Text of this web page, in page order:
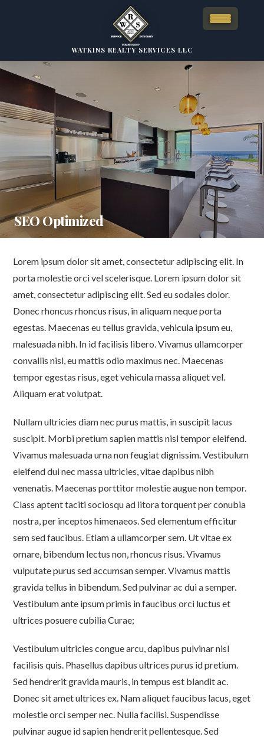
WATKINS REALTY SERVICES LLC
SEO Optimized
Lorem ipsum dolor sit amet, consectetur adipiscing elit. In
porta molestie orci vel scelerisque. Lorem ipsum dolor sit
amet, consectetur adipiscing elit. Sed eu sodales dolor.
Donec rhoncus rhoncus risus, in aliquam neque porta
egestas. Maecenas eu tellus gravida, vehicula ipsum eu,
malesuada nibh. In id facilisis libero. Vivamus ullamcorper
convallis nisl, eu mattis odio maximus nec. Maecenas
tempor egestas risus, eget vehicula massa aliquet vel.
Aliquam erat volutpat.
Nullam ultricies diam nec purus mattis, in suscipit lacus
suscipit. Morbi pretium sapien mattis nisl tempor eleifend.
Vivamus malesuada urna non feugiat dignissim. Vestibulum
eleifend dui nec massa ultricies, vitae dapibus nibh
venenatis. Maecenas porttitor molestie augue non tempor.
Class aptent taciti sociosqu ad litora torquent per conubia
nostra, per inceptos himenaeos. Sed elementum efficitur
sem sed faucibus. Etiam a ullamcorper sem. Ut vitae ex
ornare, bibendum lectus non, rhoncus risus. Vivamus
vulputate purus sed accumsan semper. Vivamus mattis
gravida tellus in bibendum. Sed pulvinar ac dui a semper.
Vestibulum ante ipsum primis in faucibus orci luctus et
ultrices posuere cubilia Curae;
Vestibulum ultricies congue arcu, dapibus pulvinar nisl
facilisis quis. Phasellus dapibus ultrices purus id pretium.
Sed hendrerit gravida mauris, in tempus est blandit ac.
Donec sit amet ultrices ex. Nam aliquet faucibus lacus, eget
molestie orci semper nec. Nulla facilisi. Suspendisse
pulvinar augue id sapien hendrerit pellentesque. Sed